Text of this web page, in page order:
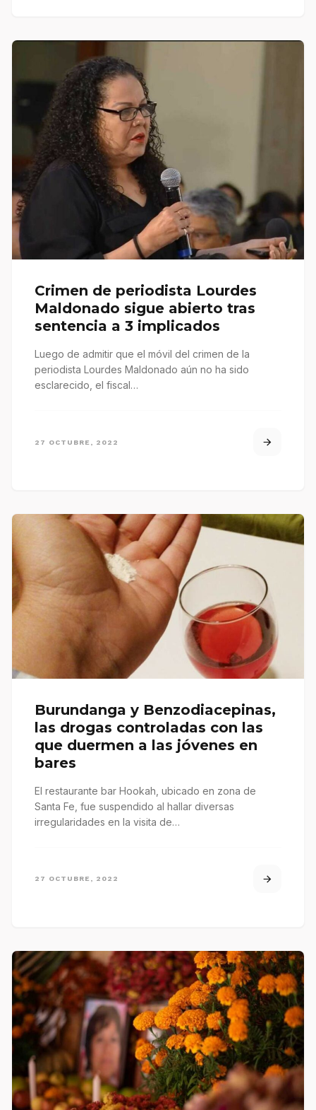
Crimen de periodista Lourdes
Maldonado sigue abierto tras
sentencia a 3 implicados
Luego de admitir que el móvil del crimen de la
periodista Lourdes Maldonado aún no ha sido
esclarecido, el fiscal…
27 OCTUBRE, 2022
Burundanga y Benzodiacepinas,
las drogas controladas con las
que duermen a las jóvenes en
bares
El restaurante bar Hookah, ubicado en zona de
Santa Fe, fue suspendido al hallar diversas
irregularidades en la visita de…
27 OCTUBRE, 2022